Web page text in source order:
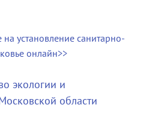
установление санитарно-
онлайн>>
экологии и
области